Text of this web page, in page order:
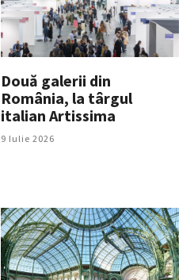
Două galerii din
România, la târgul
italian Artissima
9 Iulie 2026